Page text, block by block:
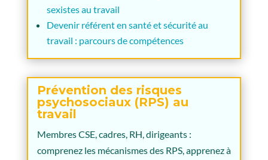
sexistes au travail
Devenir référent en santé et sécurité au
travail : parcours de compétences
Prévention des risques
psychosociaux (RPS) au
travail
Membres CSE, cadres, RH, dirigeants :
comprenez les mécanismes des RPS, apprenez à